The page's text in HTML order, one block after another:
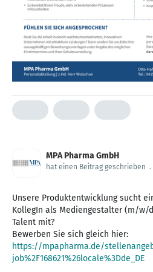
MPA Pharma GmbH
hat einen Beitrag geschrieben .
Unsere Produktentwicklung sucht
KollegIn als Mediengestalter (m/w/
Talent mit?
https://mpapharma.de/
job%2F168621%26locale%3Dde_DE